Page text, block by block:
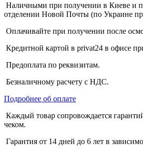
Наличными при получении в Киеве и
отделении Новой Почты (по Украине
Оплачивайте при получении после
Кредитной картой в privat24 в офисе
Предоплата по реквизитам.
Безналичному расчету с НДС.
Подробнее об оплате
Каждый товар сопровождается
чеком.
Гарантия от 14 дней до 6 лет в